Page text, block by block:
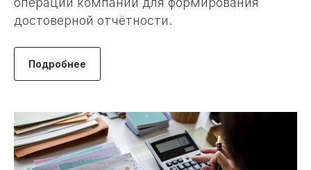
достоверной отчётности.
Подробнее